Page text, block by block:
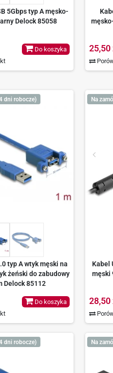
5Gbps typ A męsko-
Delock 85058
Do koszyka 25,50
dni robocze)
typ A wtyk męski na
żeński do zabudowy
Delock 85112
Do koszyka
Na
Kabel
męski
28,50
dni robocze) Na